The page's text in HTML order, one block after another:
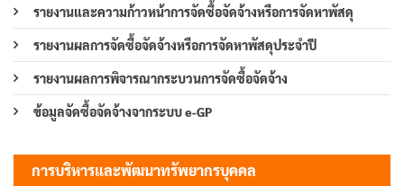
รายงานและความก้าวหน้าการจัดซื้อจัดจ้างหรือการจัดหาพัสดุ
รายงานผลการจัดซื้อจัดจ้างหรือการจัดหาพัสดุประจำปี
รายงานผลการพิจารณากระบวนการจัดซื้อจัดจ้าง
ข้อมูลจัดซื้อจัดจ้างจากระบบ e-GP
การบริหารและพัฒนาทรัพยากรบุคคล